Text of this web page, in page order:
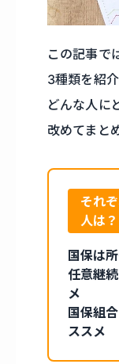
この記事で
3種類を紹
どんな人に
改めてまと
それ
人は？
国保は
任意継
メ
国保組
ススメ